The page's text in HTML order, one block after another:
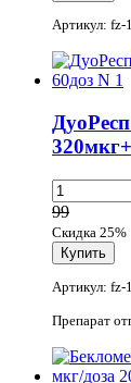
Артикул: fz-
99
Скидка 25%
Артикул: fz-
Препарат